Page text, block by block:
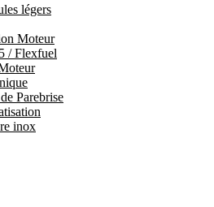
légers
Moteur
/ Flexfuel
Parebrise
inox